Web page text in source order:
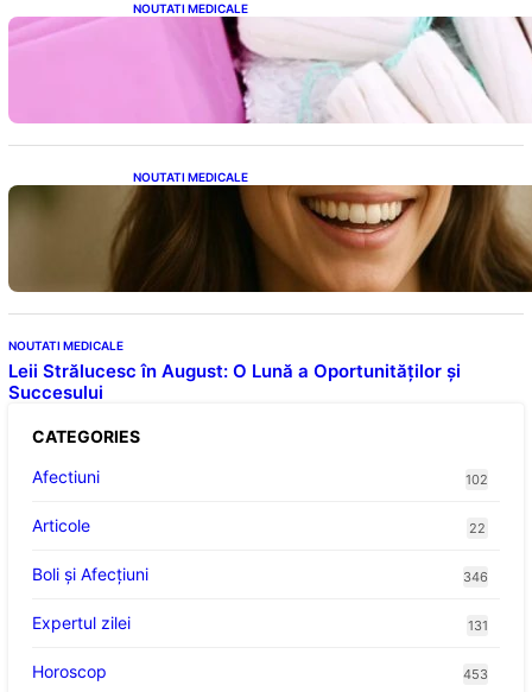
NOUTATI MEDICALE
Tampoanele menstruale: O analiză profundă
a riscurilor legate de metale toxice
NOUTATI MEDICALE
Ceaiul – Băutura care protejează inima:
Descoperiri recente despre beneficiile
consumului zilnic
NOUTATI MEDICALE
Leii Strălucesc în August: O Lună a Oportunităților și
Succesului
CATEGORIES
Afectiuni
102
Articole 22
Boli și Afecțiuni 346
Expertul zilei 131
Horoscop 453